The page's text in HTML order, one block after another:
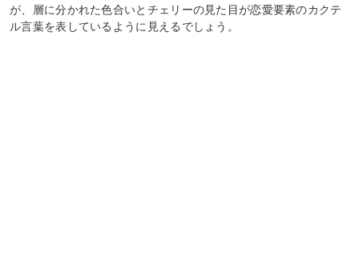
が、層に分かれた色合いとチェリーの見た目が恋愛要素のカクテ
ル言葉を表しているように見えるでしょう。